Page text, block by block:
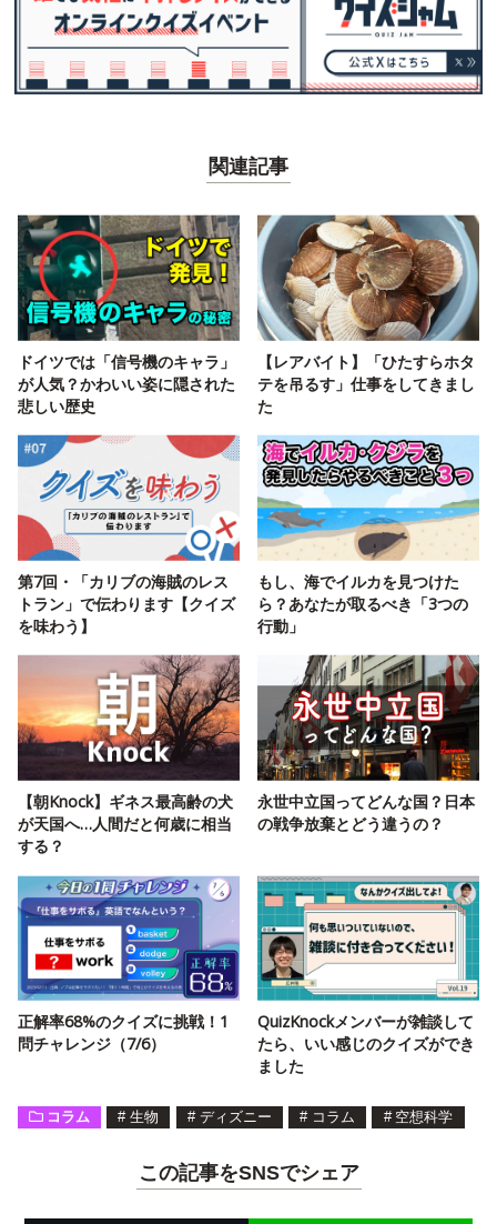
関連記事
ドイツでは「信号機のキャラ」
が人気？かわいい姿に隠された
悲しい歴史
【レアバイト】「ひたすらホタ
テを吊るす」仕事をしてきまし
た
第7回・「カリブの海賊のレス
トラン」で伝わります【クイズ
を味わう】
もし、海でイルカを見つけた
ら？あなたが取るべき「3つの
行動」
【朝Knock】ギネス最高齢の犬
が天国へ…人間だと何歳に相当
する？
永世中立国ってどんな国？日本
の戦争放棄とどう違うの？
正解率68%のクイズに挑戦！1
問チャレンジ（7/6）
QuizKnockメンバーが雑談して
たら、いい感じのクイズができ
ました
コラム # 生物 # ディズニー # コラム # 空想科学
この記事をSNSでシェア